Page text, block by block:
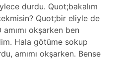
durdu. Quot;baka­lım
Quot;bir eliyle de
amımı okşarken ben
Hala­ götüme sokup
amım­ı okşarken. Bense